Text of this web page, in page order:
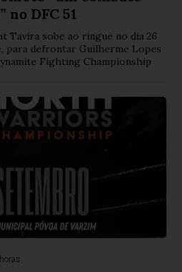
DFC 51
Tavira sobe ao ringue no dia 26
para defrontar Guilherme Lopes
Fighting Championship